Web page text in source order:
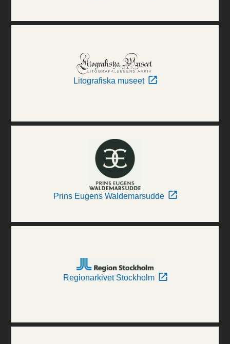
Litografiska museet
Prins Eugens Waldemarsudde
Regionarkivet Stockholm